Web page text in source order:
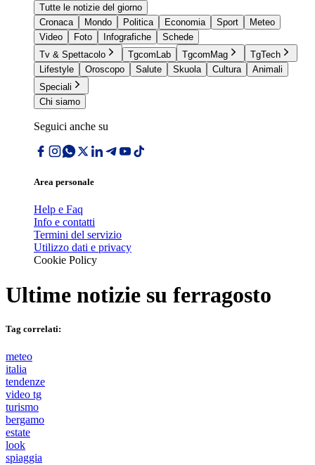
Tutte le notizie del giorno
Cronaca
Mondo Politica Economia Sport
Meteo
Video
Foto Infografiche
Schede
Tv & Spettacolo
TgcomLab TgcomMag
TgTech
Lifestyle
Oroscopo Salute Skuola Cultura
Animali
Speciali
Chi siamo
Seguici anche su
Area personale
Help e Faq
Info e contatti
Termini del servizio
Utilizzo dati e privacy
Cookie Policy
Ultime notizie su ferragosto
Tag correlati:
meteo
italia
tendenze
video tg
turismo
bergamo
estate
look
spiaggia